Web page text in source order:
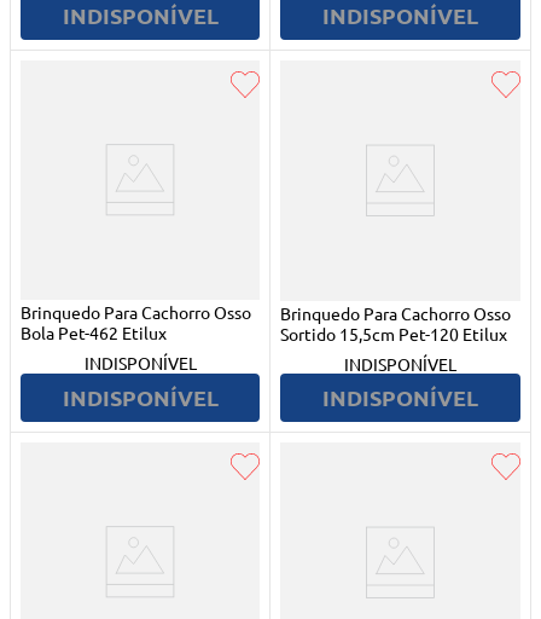
INDISPONÍVEL INDISPONÍVEL
Brinquedo Para Cachorro Osso
Bola Pet-462 Etilux
INDISPONÍVEL
INDISPONÍVEL
Brinquedo Para Cachorro Osso
Sortido 15,5cm Pet-120 Etilux
INDISPONÍVEL
INDISPONÍVEL